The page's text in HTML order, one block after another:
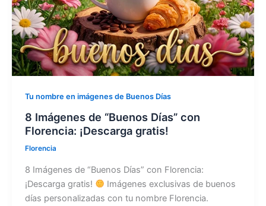
Tu nombre en imágenes de Buenos Días
8 Imágenes de “Buenos Días” con
Florencia: ¡Descarga gratis!
Florencia
8 Imágenes de “Buenos Días” con Florencia:
¡Descarga gratis!
Imágenes exclusivas de buenos
días personalizadas con tu nombre Florencia.